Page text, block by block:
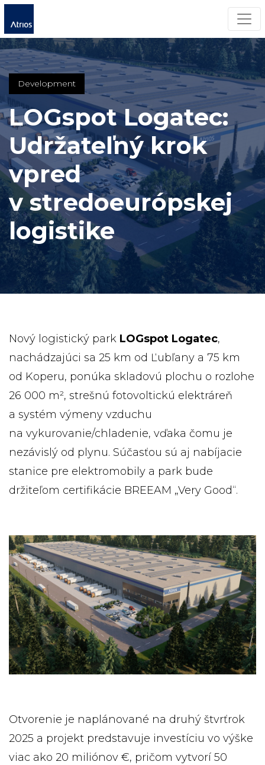
Development
LOGspot Logatec:
Udržateľný krok
vpred
v stredoeurópskej
logistike
Nový logistický park LOGspot Logatec,
nachádzajúci sa 25 km od Ľubľany a 75 km
od Koperu, ponúka skladovú plochu o rozlohe
26 000 m², strešnú fotovoltickú elektráreň
a systém výmeny vzduchu
na vykurovanie/chladenie, vďaka čomu je
nezávislý od plynu. Súčasťou sú aj nabíjacie
stanice pre elektromobily a park bude
držiteľom certifikácie BREEAM „Very Good“.
Otvorenie je naplánované na druhý štvrťrok
2025 a projekt predstavuje investíciu vo výške
viac ako 20 miliónov €, pričom vytvorí 50